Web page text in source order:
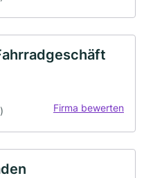
Firma bewerten